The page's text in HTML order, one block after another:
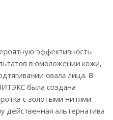
эффективность
в омоложении кожи,
овала лица. В
была создана
с золотыми нитями –
действенная альтернатива